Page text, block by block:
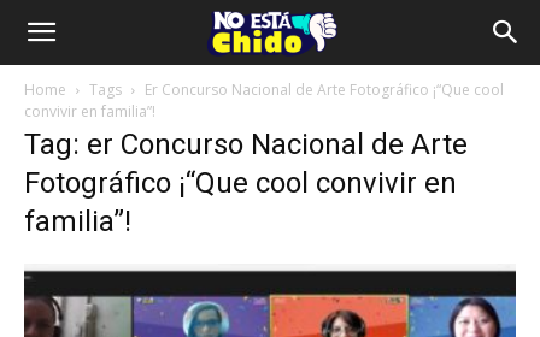
Home Tags
Er Concurso Nacional de Arte Fotográfico ¡“Que cool
convivir en familia”!
Tag: er Concurso Nacional de Arte
Fotográfico ¡“Que cool convivir en
familia”!